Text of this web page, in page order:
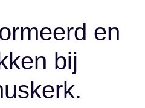
en
bij